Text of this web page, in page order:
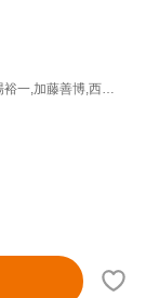
中村雅俊,益岡徹,浅田美代子,羽場裕一,加藤善博,西山由海,原隆仁,大谷幸